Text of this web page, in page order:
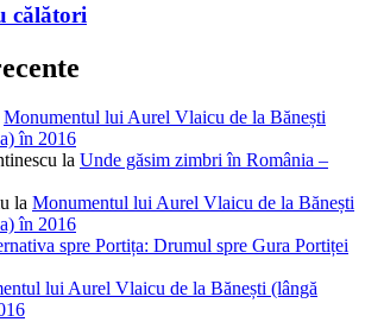
călători
Monumentul lui Aurel Vlaicu de la Bănești
în 2016
la Unde găsim zimbri în România –
la Monumentul lui Aurel Vlaicu de la Bănești
în 2016
spre Portița: Drumul spre Gura Portiței
lui Aurel Vlaicu de la Bănești (lângă